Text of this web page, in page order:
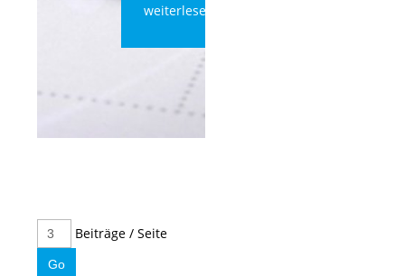
weiterlesen
Beiträge / Seite